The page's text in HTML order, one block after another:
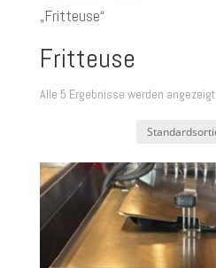
„Fritteuse“
Fritteuse
Alle 5 Ergebnisse werden angezeigt